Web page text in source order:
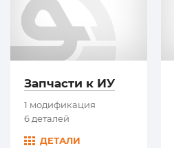
Запчасти к ИУ
1 модификация
6 деталей
ДЕТАЛИ